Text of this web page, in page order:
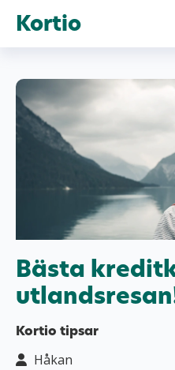
Kortio
Bästa
Kortio tipsar
Håkan